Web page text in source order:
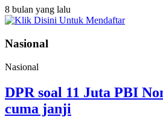
8 bulan yang lalu
Nasional
Nasional
DPR soal 11 Juta PBI
cuma janji